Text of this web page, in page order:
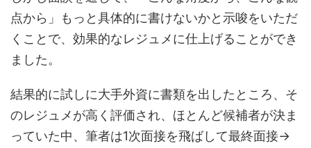
点から」もっと具体的に書けないかと示唆をいただ
くことで、効果的なレジュメに仕上げることができ
ました。
結果的に試しに大手外資に書類を出したところ、そ
のレジュメが高く評価され、ほとんど候補者が決ま
っていた中、筆者は1次面接を飛ばして最終面接→